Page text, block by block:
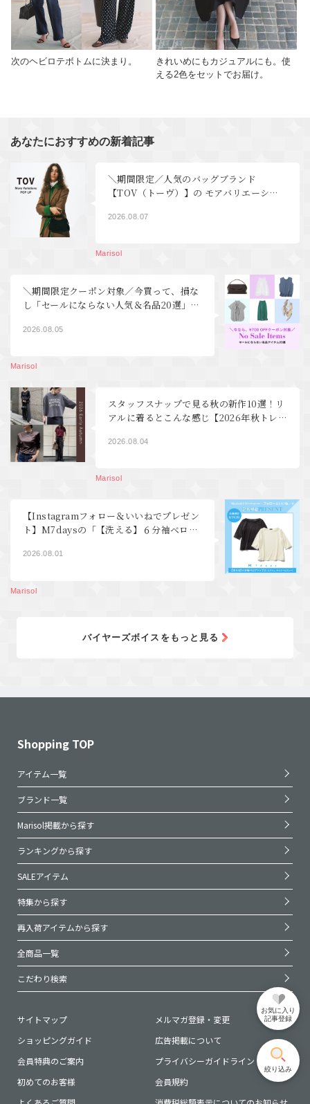
次のヘビロテボトムに決まり。
きれいめにもカジュアルにも。使
える2色をセットでお届け。
あなたにおすすめの新着記事
＼期間限定／人気のバッグブランド
【TOV（トーヴ）】の モアバリエーショ
2026.08.07
Marisol
＼期間限定クーポン対象／今買って、損な
し「セールにならない人気＆名品20選」
2026.08.05
Marisol
スタッフスナップで見る秋の新作10選！リ
アルに着るとこんな感じ【2026年秋トレ
2026.08.04
Marisol
【Instagramフォロー＆いいねでプレゼン
ト】M7daysの「【洗える】６分袖ベロア
2026.08.01
Marisol
バイヤーズボイスをもっと見る
お気に入り
記事登録
絞り込み
Shopping TOP
アイテム一覧
ブランド一覧
Marisol掲載から探す
ランキングから探す
SALEアイテム
特集から探す
再入荷アイテムから探す
全商品一覧
こだわり検索
サイトマップ
メルマガ登録・変更
ショッピングガイド
広告掲載について
会員特典のご案内
プライバシーガイドライン
初めてのお客様
会員規約